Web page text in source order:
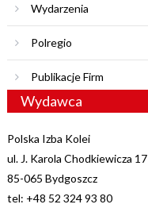
Wydarzenia
Polregio
Publikacje Firm
Wydawca
Polska Izba Kolei
ul. J. Karola Chodkiewicza 17
85-065 Bydgoszcz
tel: +48 52 324 93 80